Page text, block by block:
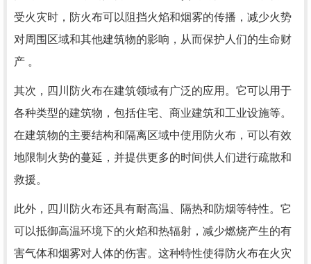
受火灾时，防火布可以阻挡火焰和烟雾的传播，减少火势
对周围区域和其他建筑物的影响，从而保护人们的生命财
产 。
其次，四川防火布在建筑领域有广泛的应用。它可以用于
各种类型的建筑物，包括住宅、商业建筑和工业设施等。
在建筑物的主要结构和隔离区域中使用防火布，可以有效
地限制火势的蔓延，并提供更多的时间供人们进行疏散和
救援。
此外，四川防火布还具有耐高温、隔热和防烟等特性。它
可以抵御高温环境下的火焰和热辐射，减少燃烧产生的有
害气体和烟雾对人体的伤害。这种特性使得防火布在火灾